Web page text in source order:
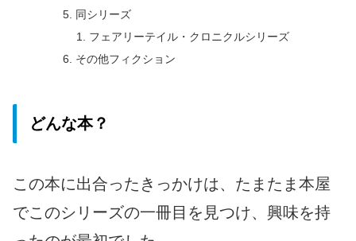
同シリーズ
フェアリーテイル・クロニクルシリーズ
その他フィクション
どんな本？
この本に出合ったきっかけは、たまたま本屋
でこのシリーズの一冊目を見つけ、興味を持